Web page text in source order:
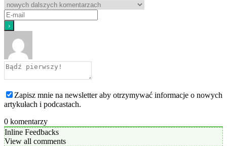
Zapisz mnie na newsletter aby otrzymywać informacje o nowych
artykułach i podcastach.
0 komentarzy
Inline Feedbacks
View all comments